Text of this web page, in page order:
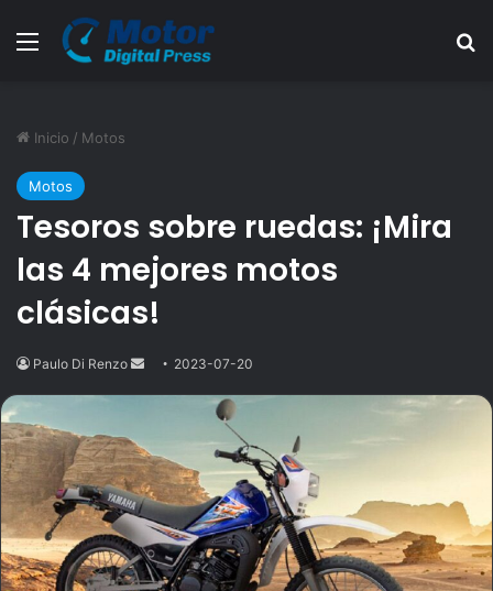
Menú
Inicio / Motos
Motos
Tesoros sobre ruedas: ¡Mira
las 4 mejores motos
clásicas!
Paulo Di Renzo
Send2023-07-20